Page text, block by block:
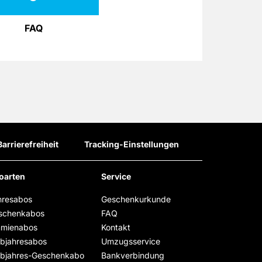
FAQ
Tracking-Einstellungen
Geschenkabo
Service
Geschenkurkunde
FAQ
Kontakt
Umzugsservice
Bankverbindung